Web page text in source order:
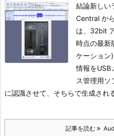
結論新しい
Central か
は、32bit
時点の最新
ケーション
情報をUSB
ス管理用
に認識させて、そちらで生成され
記事を読む